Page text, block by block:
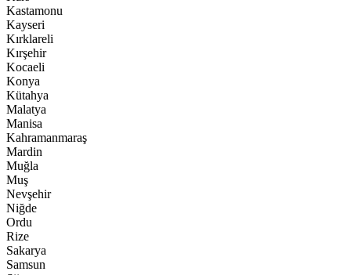
Kastamonu
Kayseri
Kırklareli
Kırşehir
Kocaeli
Konya
Kütahya
Malatya
Manisa
Kahramanmaraş
Mardin
Muğla
Muş
Nevşehir
Niğde
Ordu
Rize
Sakarya
Samsun